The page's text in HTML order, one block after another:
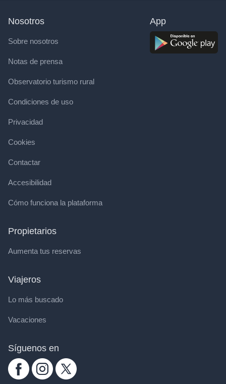
Nosotros
Sobre nosotros
Notas de prensa
Observatorio turismo rural
Condiciones de uso
Privacidad
Cookies
Contactar
Accesibilidad
Cómo funciona la plataforma
Propietarios
Aumenta tus reservas
Viajeros
Lo más buscado
Vacaciones
App
Síguenos en